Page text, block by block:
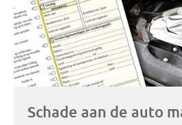
Schade aan de auto